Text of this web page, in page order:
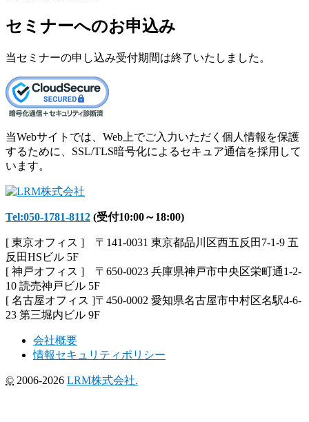
セミナーへのお申込み
当セミナーの申し込み受付期間は終了いたしました。
当Webサイトでは、Web上でご入力いただく個人情報を保護
するために、SSL/TLS暗号化によるセキュア通信を採用して
います。
Tel:050-1781-8112 (受付10:00～18:00)
[ 東京オフィス ] 〒141-0031 東京都品川区西五反田7-1-9 五
反田HSビル 5F
[ 神戸オフィス ] 〒650-0023 兵庫県神戸市中央区栄町通1-2-
10 読売神戸ビル 5F
[ 名古屋オフィス ]〒450-0002 愛知県名古屋市中村区名駅4-6-
23 第三堀内ビル 9F
会社概要
情報セキュリティポリシー
© 2006-2026 LRM株式会社.